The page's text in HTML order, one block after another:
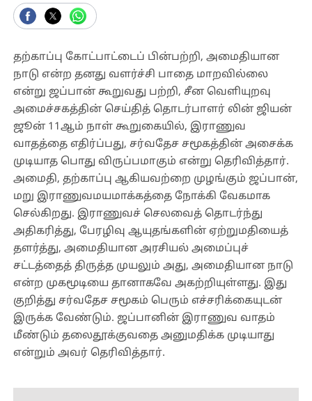
தற்காப்பு கோட்பாட்டைப் பின்பற்றி, அமைதியான
நாடு என்ற தனது வளர்ச்சி பாதை மாறவில்லை
என்று ஜப்பான் கூறுவது பற்றி, சீன வெளியுறவு
அமைச்சகத்தின் செய்தித் தொடர்பாளர் லின் ஜியன்
ஜூன் 11ஆம் நாள் கூறுகையில், இராணுவ
வாதத்தை எதிர்ப்பது, சர்வதேச சமூகத்தின் அசைக்க
முடியாத பொது விருப்பமாகும் என்று தெரிவித்தார்.
அமைதி, தற்காப்பு ஆகியவற்றை முழங்கும் ஜப்பான்,
மறு இராணுவமயமாக்கத்தை நோக்கி வேகமாக
செல்கிறது. இராணுவச் செலவைத் தொடர்ந்து
அதிகரித்து, பேரழிவு ஆயுதங்களின் ஏற்றுமதியைத்
தளர்த்து, அமைதியான அரசியல் அமைப்புச்
சட்டத்தைத் திருத்த முயலும் அது, அமைதியான நாடு
என்ற முகமூடியை தானாகவே அகற்றியுள்ளது. இது
குறித்து சர்வதேச சமூகம் பெரும் எச்சரிக்கையுடன்
இருக்க வேண்டும். ஜப்பானின் இராணுவ வாதம்
மீண்டும் தலைதூக்குவதை அனுமதிக்க முடியாது
என்றும் அவர் தெரிவித்தார்.